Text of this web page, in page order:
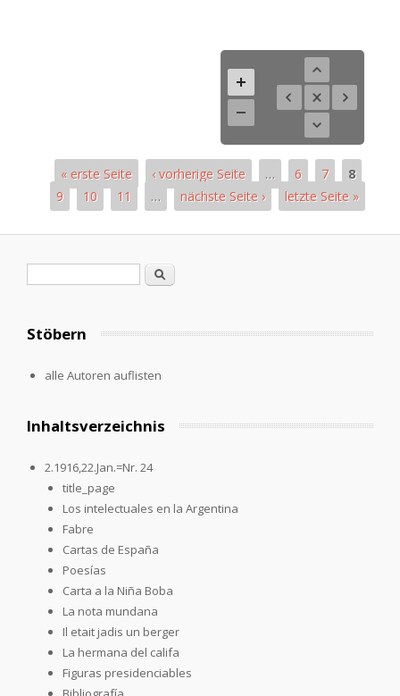
« erste Seite ‹ vorherige Seite … 6 7
8
9
10 11 … nächste Seite › letzte Seite »
Search
Stöbern
alle Autoren auflisten
Inhaltsverzeichnis
2.1916,22.Jan.=Nr. 24
title_page
Los intelectuales en la Argentina
Fabre
Cartas de España
Poesías
Carta a la Niña Boba
La nota mundana
Il etait jadis un berger
La hermana del califa
Figuras presidenciables